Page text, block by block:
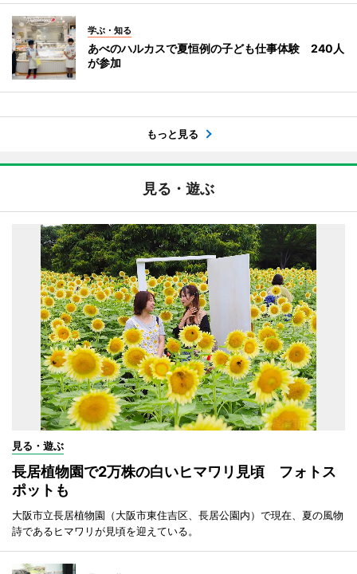
学ぶ・知る
あべのハルカスで夏恒例の子ども仕事体験 240人
が参加
もっと見る
見る・遊ぶ
見る・遊ぶ
長居植物園で2万株の白いヒマワリ見頃 フォトス
ポットも
大阪市立長居植物園（大阪市東住吉区、長居公園内）で現在、夏の風物
詩であるヒマワリが見頃を迎えている。